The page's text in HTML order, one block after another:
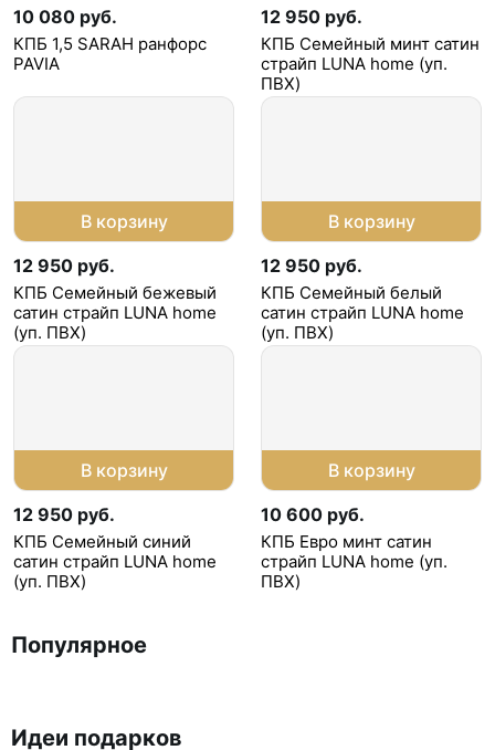
10 080 руб.
КПБ 1,5 SARAH ранфорс
PAVIA
12 950 руб.
КПБ Семейный минт сатин
страйп LUNA home (уп.
ПВХ)
В корзину
12 950 руб.
КПБ Семейный бежевый
сатин страйп LUNA home
(уп. ПВХ)
В корзину
12 950 руб.
КПБ Семейный белый
сатин страйп LUNA home
(уп. ПВХ)
В корзину
12 950 руб.
КПБ Семейный синий
сатин страйп LUNA home
(уп. ПВХ)
В корзину
10 600 руб.
КПБ Евро минт сатин
страйп LUNA home (уп.
ПВХ)
Популярное
Идеи подарков